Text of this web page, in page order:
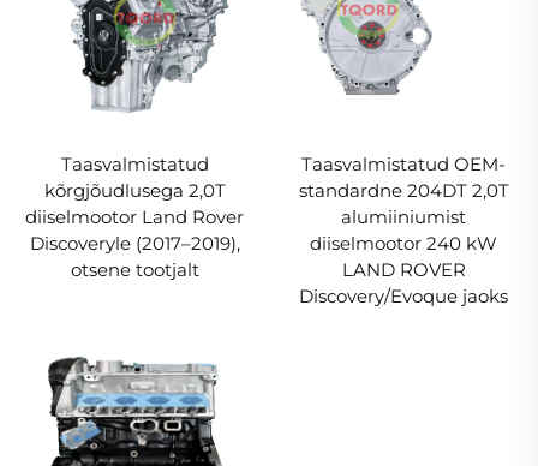
Taasvalmistatud
kõrgjõudlusega 2,0T
diiselmootor Land Rover
Discoveryle (2017–2019),
otsene tootjalt
Taasvalmistatud OEM-
standardne 204DT 2,0T
alumiiniumist
diiselmootor 240 kW
LAND ROVER
Discovery/Evoque jaoks